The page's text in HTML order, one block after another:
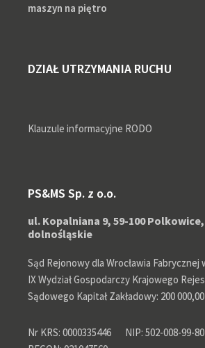
maszyn na piętro
DZIAŁ UTRZYMANIA RUCHU
Klauzule informacyjne RODO
PS&MS Sp. z o.o.
ul. Kopalniana 9, 59-100
dolnośląskie
Sąd Rejonowy dla Wrocławia Fabrycznej
IX Wydział Gospodarczy Krajowego
Sądowego Kapitał Zakładowy: 200
Nr KRS: 0000335446
NIP: 502-008-99-80